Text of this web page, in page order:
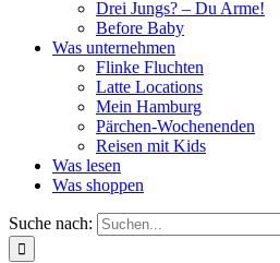
Drei Jungs? – Du Arme!
Before Baby
Was unternehmen
Flinke Fluchten
Latte Locations
Mein Hamburg
Pärchen-Wochenenden
Reisen mit Kids
Was lesen
Was shoppen
Suche nach: